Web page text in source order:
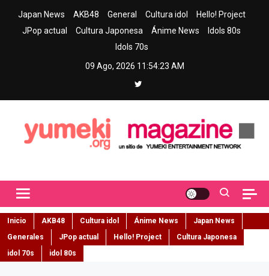
Japan News AKB48 General Cultura idol
Hello! Project
JPop actual
Cultura Japonesa Ánime News
Idols 80s
Idols 70s
09 Ago, 2026 11:54:24 AM
Inicio AKB48 Cultura idol Ánime News
Japan News
Generales
JPop actual Hello! Project
Cultura Japonesa
idol 70s
idol 80s